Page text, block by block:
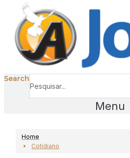
Search
Menu
Home
Cotidiano